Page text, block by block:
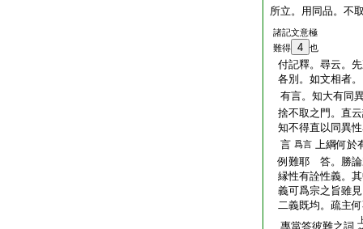
所立。用同品。不
諸記文意極
難得
4 也
付記釋。尋云。
各別。如文相者
有言。知大有同
捨不取之門。直
知不得直以同異
言 爲言 上綱何於
例難耶 答。勝論
縁性有詮性義。
義可爲宗之旨雖
二義既均。疏主
專當答彼難之詞